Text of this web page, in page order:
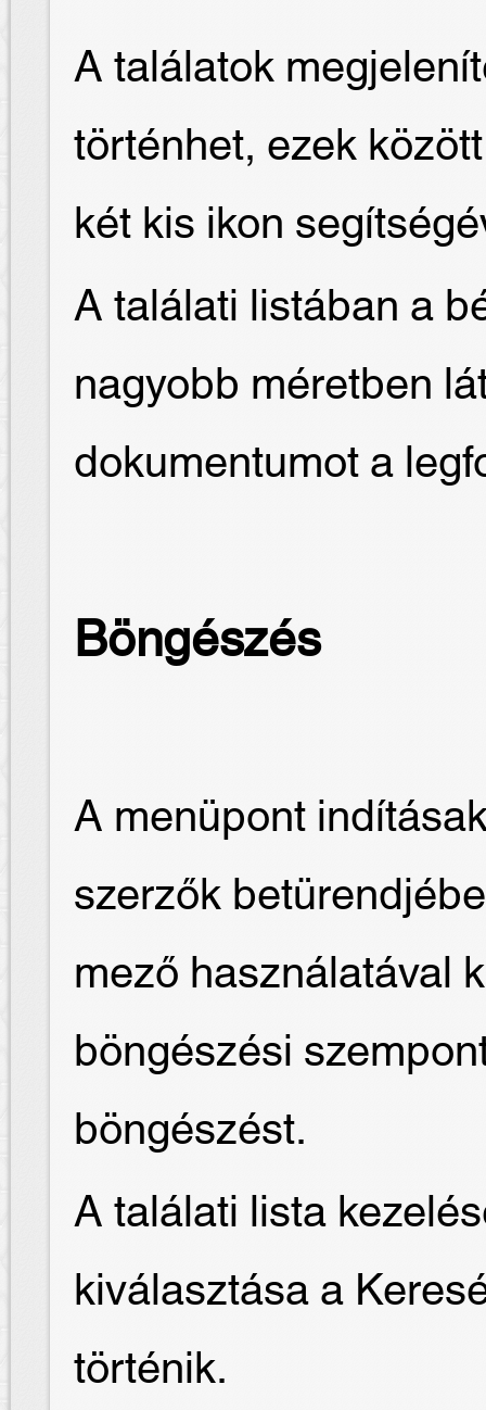
A találatok
történhet, ezek
két kis ikon
A találati listában a
nagyobb méretben
dokumentumot a
Böngészés
A menüpont
szerzők
mező használatával
böngészési
böngészést.
A találati lista
kiválasztása a
történik.